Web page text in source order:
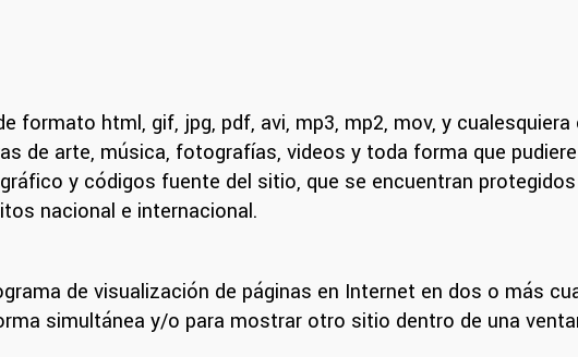
formato html, gif, jpg, pdf, avi, mp3, mp2, mov, y
de arte, música, fotografías, videos y toda forma que
y códigos fuente del sitio, que se encuentran
nacional e internacional.
de visualización de páginas en Internet en dos o más
simultánea y/o para mostrar otro sitio dentro de una